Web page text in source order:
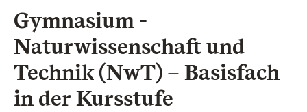
Gymnasium -
Naturwissenschaft und
Technik (NwT) – Basisfach
in der Kursstufe